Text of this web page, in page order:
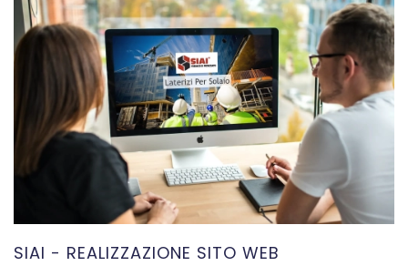
SIAI - REALIZZAZIONE SITO WEB